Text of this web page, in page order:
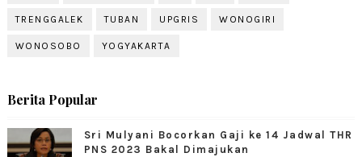
TRENGGALEK TUBAN UPGRIS WONOGIRI
WONOSOBO YOGYAKARTA
Berita Popular
Sri Mulyani Bocorkan Gaji ke 14 Jadwal THR
PNS 2023 Bakal Dimajukan